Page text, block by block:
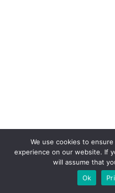
We use cookies to
experience on our website. If
will assume that
Ok